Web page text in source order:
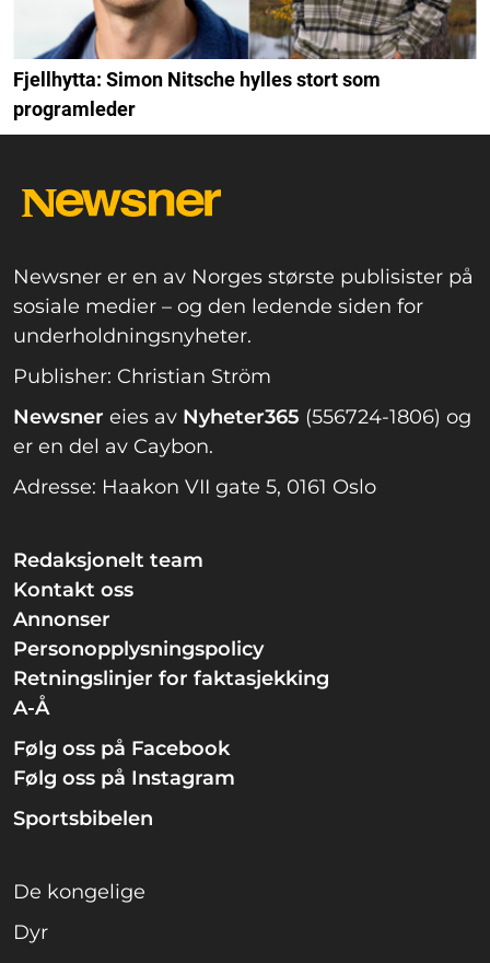
Fjellhytta: Simon Nitsche hylles stort som
programleder
Newsner er en av Norges største publisister på
sosiale medier – og den ledende siden for
underholdningsnyheter.
Publisher: Christian Ström
Newsner eies av Nyheter365 (556724-1806) og
er en del av Caybon.
Adresse: Haakon VII gate 5, 0161 Oslo
Redaksjonelt team
Kontakt oss
Annonser
Personopplysningspolicy
Retningslinjer for faktasjekking
A-Å
Følg oss på Facebook
Følg oss på Instagram
Sportsbibelen
De kongelige
Dyr